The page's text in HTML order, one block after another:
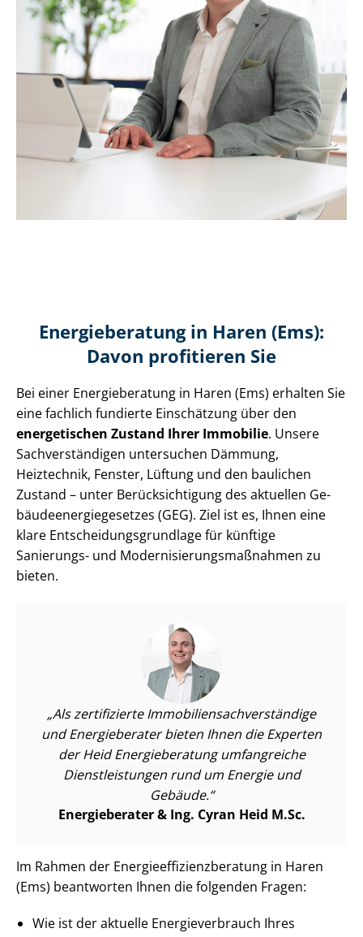
Energieberatung in Haren (Ems):
Davon profitieren Sie
Bei einer Energieberatung in Haren (Ems) erhalten Sie
eine fachlich fundierte Einschätzung über den
energetischen Zustand Ihrer Immobilie. Unsere
Sach­ver­stän­di­gen untersuchen Dämmung,
Heiztechnik, Fenster, Lüftung und den baulichen
Zustand – unter Be­rück­sich­ti­gung des aktuellen Ge­
bäu­de­en­er­gie­ge­set­zes (GEG). Ziel ist es, Ihnen eine
klare Ent­schei­dungs­grund­la­ge für künftige
Sanierungs- und Mo­der­ni­sie­rungs­maß­nah­men zu
bieten.
Als zertifizierte Im­mo­bi­li­en­sach­ver­stän­di­ge
und Energieberater bieten Ihnen die Experten
der Heid Energieberatung umfangreiche
Dienst­leis­tun­gen rund um Energie und
Gebäude.
Energieberater & Ing. Cyran Heid M.Sc.
Im Rahmen der En­er­gie­ef­fi­zi­enz­be­ra­tung in Haren
(Ems) beantworten Ihnen die folgenden Fragen:
Wie ist der aktuelle En­er­gie­ver­brauch Ihres